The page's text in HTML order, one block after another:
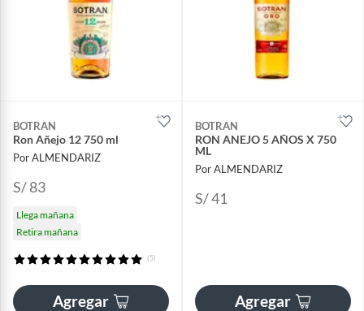
BOTRAN
Ron Añejo 12 750 ml
Por ALMENDARIZ
S/ 83
Llega mañana
Retira mañana
(5)
Agregar
BOTRAN
RON ANEJO 5 AÑOS X 750
ML
Por ALMENDARIZ
S/ 41
Agregar